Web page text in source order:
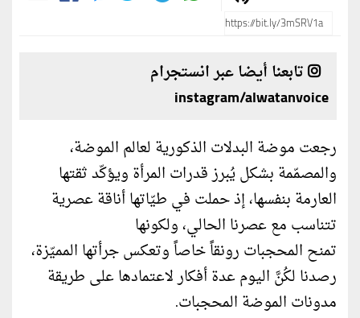
تابعنا أيضا عبر انستجرام
instagram/alwatanvoice
رجعت موضة البدلات الذكورية لعالم الموضة،
والمصمّمة بشكل يُبرز قدرات المرأة ويؤكّد ثقتها
العارمة بنفسها، إذ حملت في طيّاتها أناقة عصرية
تتناسب مع عصرنا الحالي، ولكونها
تمنح المحجبات رونقاً خاصاً وتعكس جرأتها المميّزة،
رصدنا لكُنَّ اليوم عدة أفكار لاعتمادها على طريقة
مدونات الموضة المحجبات.